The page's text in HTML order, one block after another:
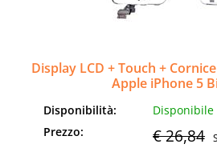
Display LCD + Touch +
Apple iPhone 5
Disponibilità:
Disponibile
Prezzo:
€ 26,84